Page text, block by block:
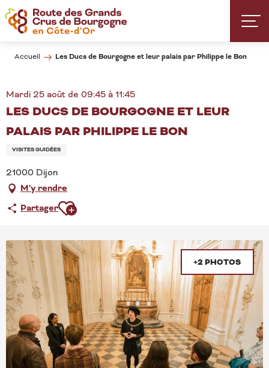
Aller
au
contenu
Accueil Les Ducs de Bourgogne et leur palais par Philippe le Bon
Mardi 25 août de 09:45 à 11:45
LES DUCS DE BOURGOGNE ET LEUR
PALAIS PAR PHILIPPE LE BON
VISITES GUIDÉES
21000 Dijon
M'y rendre
PartagerAjouter aux favoris
+2 PHOTOS